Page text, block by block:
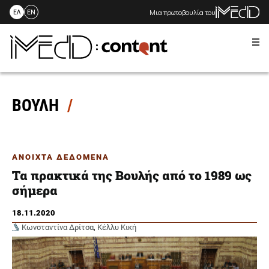
Skip
content
ΕΛ EN Μια πρωτοβουλία του
ΒΟΥΛΗ
ΑΝΟΙΧΤΑ ΔΕΔΟΜΕΝΑ
Τα πρακτικά της Βουλής από το 1989 ως
σήμερα
18.11.2020
Κωνσταντίνα Δρίτσα, Κέλλυ Κική